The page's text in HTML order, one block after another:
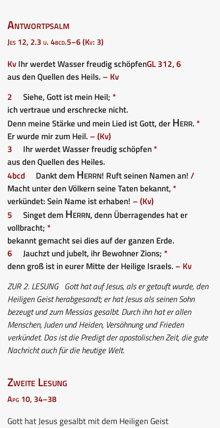
Antwortpsalm
Jes 12, 2.3 u. 4bcd.5–6 (Kv: 3)
KvIhr werdet Wasser freudig schöpfenGL 312, 6
aus den Quellen des Heils. – Kv
2
Siehe, Gott ist mein Heil; *
ich vertraue und erschrecke nicht.
Denn meine Stärke und mein Lied ist Gott, derHerr. *
Er wurde mir zum Heil. – (Kv)
3
Ihr werdet Wasser freudig schöpfen*
aus den Quellen des Heiles.
4bcd
Dankt demHerrn! Ruft seinen Namen an!/
Macht unter den Völkern seine Taten bekannt, *
verkündet: Sein Name ist erhaben! – (Kv)
5
Singet demHerrn, denn Überragendes hat er
vollbracht; *
bekannt gemacht sei dies auf der ganzen Erde.
6
Jauchzt und jubelt, ihr Bewohner Zions; *
denn groß ist in eurer Mitte der Heilige Israels. – Kv
ZUR 2. LESUNGGott hat auf Jesus, als er getauft wurde, den
Heiligen Geist herabgesandt; er hat Jesus als seinen Sohn
bezeugt und zum Messias gesalbt. Durch ihn hat er allen
Menschen, Juden und Heiden, Versöhnung und Frieden
verkündet. Das ist die Predigt der apostolischen Zeit, die gute
Nachricht auch für die heutige Welt.
Zweite Lesung
Apg 10, 34–38
Gott hat Jesus gesalbt mit dem Heiligen Geist